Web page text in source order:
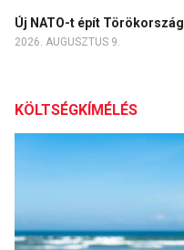
Új NATO-t épít Törökország
2026. AUGUSZTUS 9.
KÖLTSÉGKÍMÉLÉS